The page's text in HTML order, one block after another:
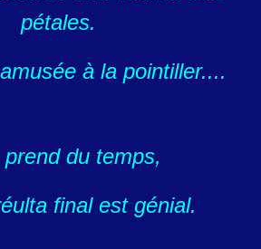
pétales.
à la pointiller....
prend du temps,
final est génial.